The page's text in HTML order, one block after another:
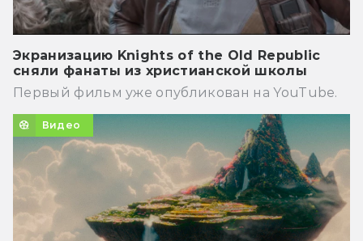
Экранизацию Knights of the Old Republic
сняли фанаты из христианской школы
Первый фильм уже опубликован на YouTube.
Видео